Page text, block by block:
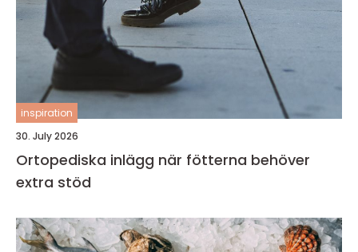
inspiration
30. July 2026
Ortopediska inlägg när fötterna behöver
extra stöd